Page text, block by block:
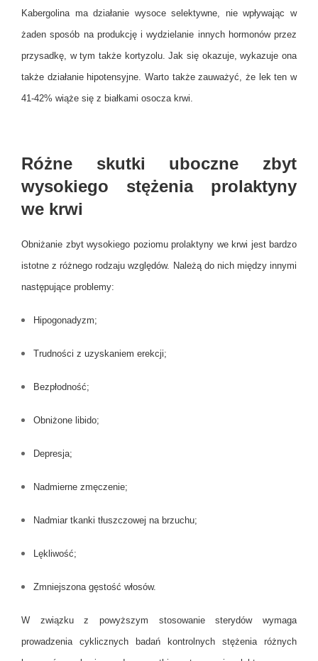
Kabergolina ma działanie wysoce selektywne, nie wpływając w
żaden sposób na produkcję i wydzielanie innych hormonów przez
przysadkę, w tym także kortyzolu. Jak się okazuje, wykazuje ona
także działanie hipotensyjne. Warto także zauważyć, że lek ten w
41-42% wiąże się z białkami osocza krwi.
Różne skutki uboczne zbyt
wysokiego stężenia prolaktyny
we krwi
Obniżanie zbyt wysokiego poziomu prolaktyny we krwi jest bardzo
istotne z różnego rodzaju względów. Należą do nich między innymi
następujące problemy:
Hipogonadyzm;
Trudności z uzyskaniem erekcji;
Bezpłodność;
Obniżone libido;
Depresja;
Nadmierne zmęczenie;
Nadmiar tkanki tłuszczowej na brzuchu;
Lękliwość;
Zmniejszona gęstość włosów.
W związku z powyższym stosowanie sterydów wymaga
prowadzenia cyklicznych badań kontrolnych stężenia różnych